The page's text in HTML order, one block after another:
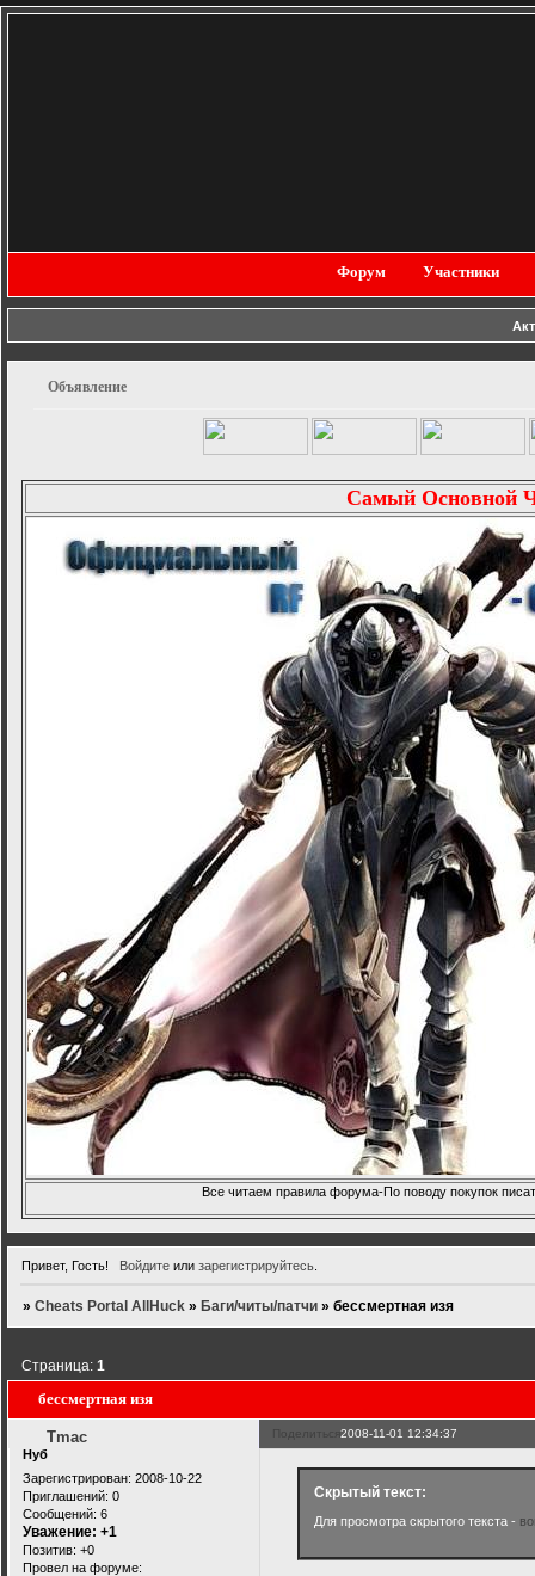
Форум Участники
Объявление
Самый Основной
Все читаем правила форума-По поводу покупок
Привет, Гость! Войдитеили зарегистрируйтесь.
»Cheats Portal AllHuck » Баги/читы/патчи »бессмертная изя
бессмертная изя
Страница:1
Поделиться2008-11-01 12:34:37
Tmac
Нуб
Зарегистрирован: 2008-10-22
Приглашений: 0
Сообщений: 6
Уважение: +1
Позитив: +0
Провел на форуме:
Скрытый текст:
Для просмотра скрытого текста -